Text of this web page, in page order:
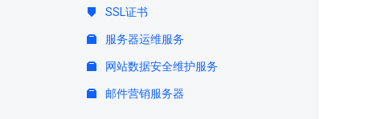
SSL证书
服务器运维服务
网站数据安全维护服务
邮件营销服务器